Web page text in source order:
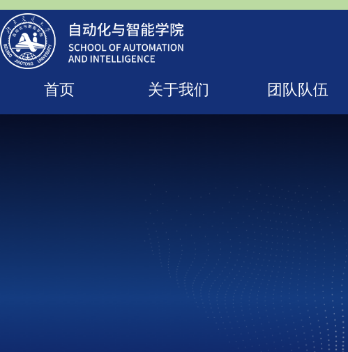
首页 关于我们 团队队伍